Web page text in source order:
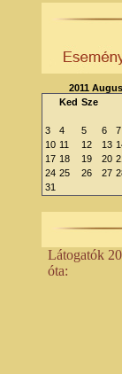
2011
Ked Sze
3
4 5 6 7
10 11 12 13
17 18 19 20
24 25 26 27
31
Látogatók
óta: